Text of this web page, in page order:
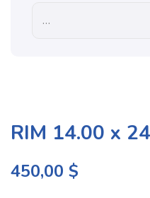
RIM 14.00 x
450,00 $